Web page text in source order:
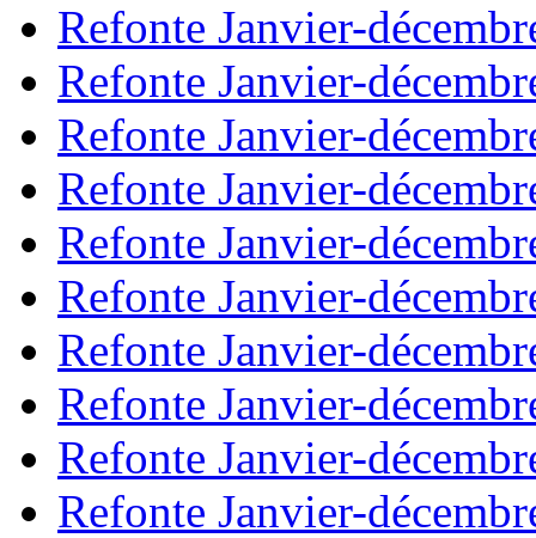
Refonte Janvier-
Refonte Janvier-
Refonte Janvier-
Refonte Janvier-
Refonte Janvier-
Refonte Janvier-
Refonte Janvier-
Refonte Janvier-
Refonte Janvier-
Refonte Janvier-